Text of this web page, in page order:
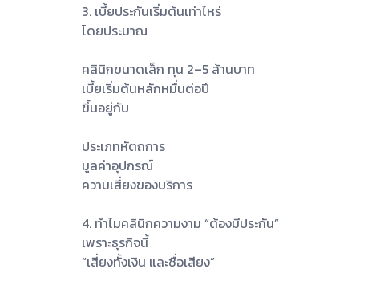
3. เบี้ยประกันเริ่มต้นเท่าไหร่
โดยประมาณ
คลินิกขนาดเล็ก ทุน 2–5 ล้านบาท
เบี้ยเริ่มต้นหลักหมื่นต่อปี
ขึ้นอยู่กับ
ประเภทหัตถการ
มูลค่าอุปกรณ์
ความเสี่ยงของบริการ
4. ทำไมคลินิกความงาม “ต้องมีประกัน”
เพราะธุรกิจนี้
“เสี่ยงทั้งเงิน และชื่อเสียง”